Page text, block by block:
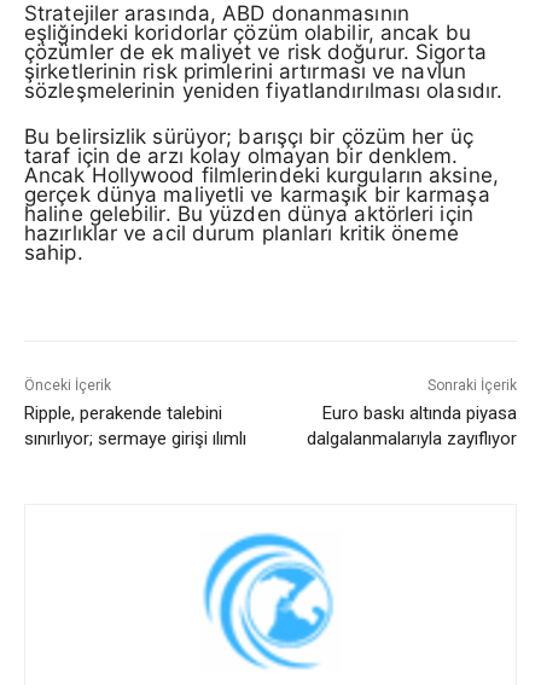
Stratejiler arasında, ABD donanmasının
eşliğindeki koridorlar çözüm olabilir, ancak bu
çözümler de ek maliyet ve risk doğurur. Sigorta
şirketlerinin risk primlerini artırması ve navlun
sözleşmelerinin yeniden fiyatlandırılması olasıdır.
Bu belirsizlik sürüyor; barışçı bir çözüm her üç
taraf için de arzı kolay olmayan bir denklem.
Ancak Hollywood filmlerindeki kurguların aksine,
gerçek dünya maliyetli ve karmaşık bir karmaşa
haline gelebilir. Bu yüzden dünya aktörleri için
hazırlıklar ve acil durum planları kritik öneme
sahip.
Önceki İçerik
Ripple, perakende talebini
sınırlıyor; sermaye girişi ılımlı
Sonraki İçerik
Euro baskı altında piyasa
dalgalanmalarıyla zayıflıyor